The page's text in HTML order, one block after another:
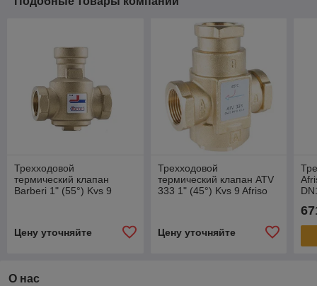
Трехходовой
термический клапан
Barberi 1" (55°) Kvs 9
Цену уточняйте
Трехходовой
термический клапан ATV
333 1" (45°) Kvs 9 Afriso
Цену уточняйте
О нас